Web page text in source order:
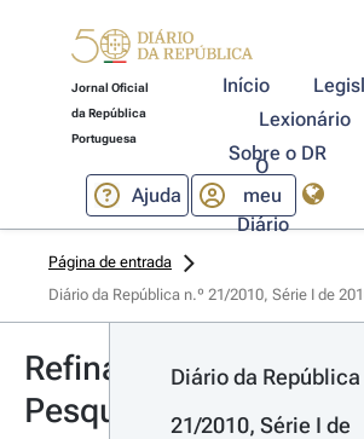
Jornal Oficial
da República
Portuguesa
Início
Lexionário
Sobre o DR
Ajuda
O
meu
Diário
Página de entrada
Diário da República n.º 21/2010, Série I de
Refinar
Pesquisa
Diário da República
21/2010, Série I de